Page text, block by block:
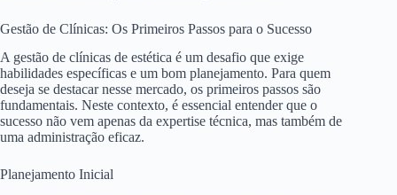
Gestão de Clínicas: Os Primeiros Passos para o Sucesso
A gestão de clínicas de estética é um desafio que exige
habilidades específicas e um bom planejamento. Para quem
deseja se destacar nesse mercado, os primeiros passos são
fundamentais. Neste contexto, é essencial entender que o
sucesso não vem apenas da expertise técnica, mas também de
uma administração eficaz.
Planejamento Inicial